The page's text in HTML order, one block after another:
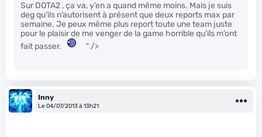
Sur DOTA2 , ça va, y’en a quand même moins. Mais je suis
deg qu’ils n’autorisent à présent que deux reports max par
semaine. Je peux même plus report toute une team juste
pour le plaisir de me venger de la game horrible qu’ils m’ont
fait passer.
" />
Inny
Le 04/07/2013 à 13h21